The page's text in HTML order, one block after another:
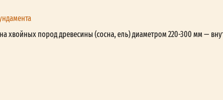
хвойных пород древесины (сосна, ель) диаметром 220-300 мм —